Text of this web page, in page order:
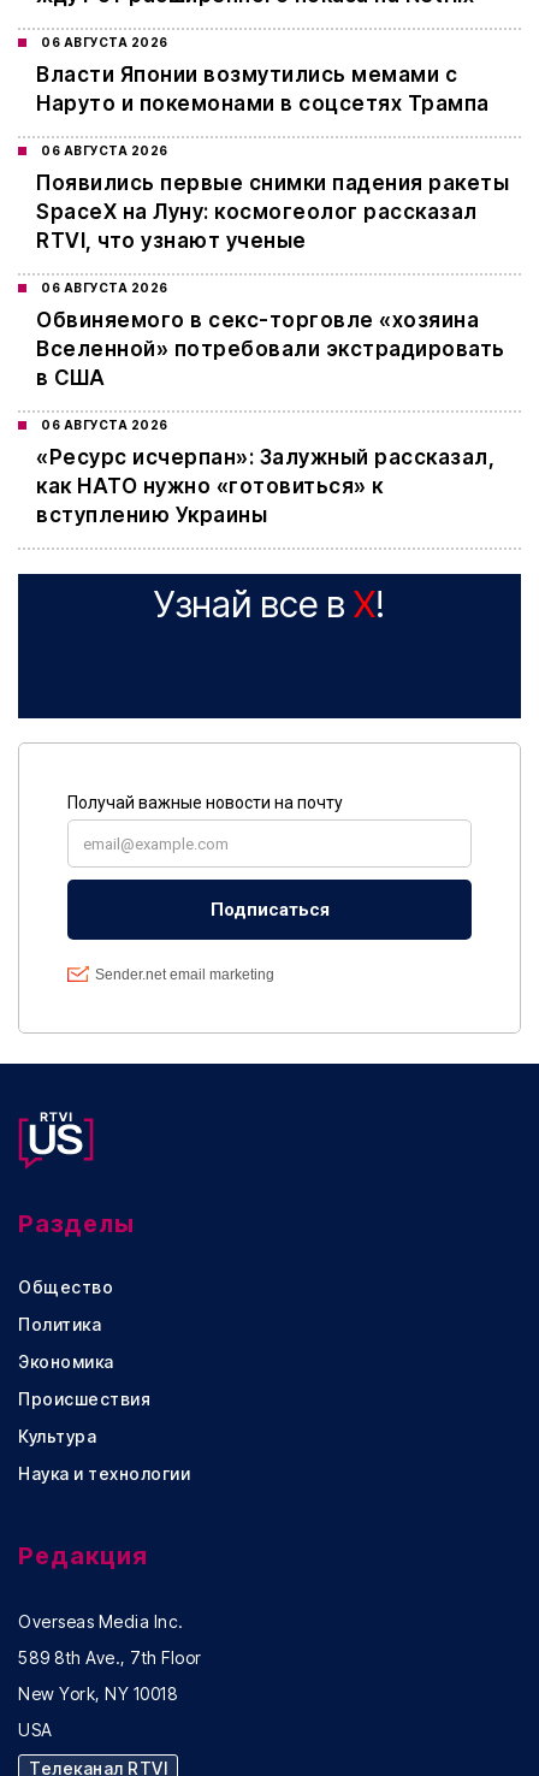
06 АВГУСТА 2026
Власти Японии возмутились мемами с
Наруто и покемонами в соцсетях Трампа
06 АВГУСТА 2026
Появились первые снимки падения ракеты
SpaceX на Луну: космогеолог рассказал
RTVI, что узнают ученые
06 АВГУСТА 2026
Обвиняемого в секс-торговле «хозяина
Вселенной» потребовали экстрадировать
в США
06 АВГУСТА 2026
«Ресурс исчерпан»: Залужный рассказал,
как НАТО нужно «готовиться» к
вступлению Украины
Узнай все в X!
Разделы
Общество
Политика
Экономика
Происшествия
Культура
Наука и технологии
Редакция
Overseas Media Inc.
589 8th Ave., 7th Floor
New York, NY 10018
USA
Телеканал RTVI